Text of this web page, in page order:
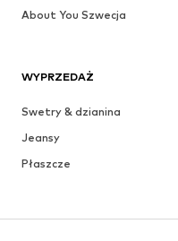
WYPRZEDAŻ
Swetry & dzianina
Jeansy
Płaszcze
Spódnice
About You Szwecja